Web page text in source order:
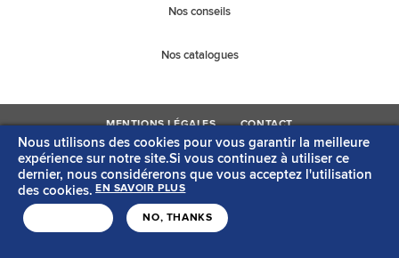
Nos conseils
Nos catalogues
MENTIONS LÉGALES CONTACT
Copyright © Savarez Création acti
Nous utilisons des cookies pour vous garantir la meilleure
expérience sur notre site.Si vous continuez à utiliser ce
dernier, nous considérerons que vous acceptez l'utilisation
des cookies. EN SAVOIR PLUS
NO, THANKS